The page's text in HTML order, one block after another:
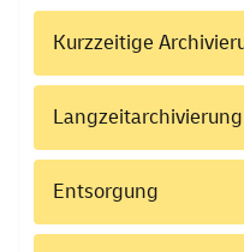
Kurzzeitige
Langzeitarchivierung
Entsorgung